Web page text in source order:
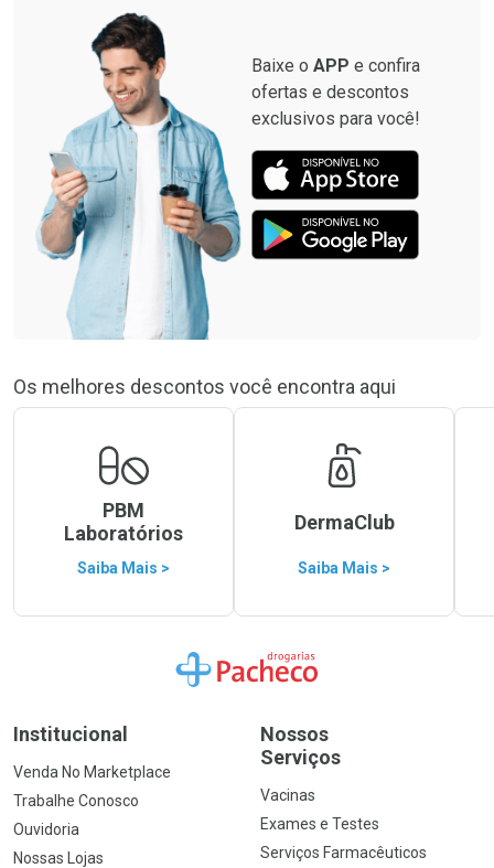
Baixe o APP e confira
ofertas e descontos
exclusivos para você!
Os melhores descontos você encontra aqui
PBM
Laboratórios
Saiba Mais >
DermaClub
Saiba Mais >
Ir para a Home
Institucional
Venda No Marketplace
Trabalhe Conosco
Ouvidoria
Nossas Lojas
Nossos
Serviços
Vacinas
Exames e Testes
Serviços Farmacêuticos